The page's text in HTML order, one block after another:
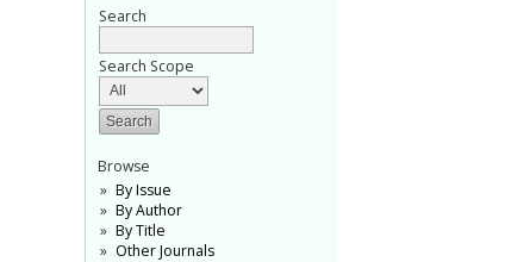
Search
Search Scope
Browse
By Issue
By Author
By Title
Other Journals